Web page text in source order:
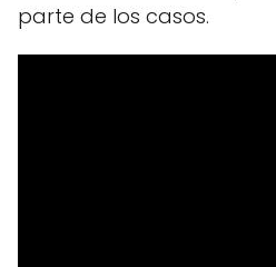
parte de los casos.